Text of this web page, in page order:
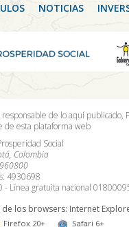
NOTICIAS
de lo aquí publicado,
de esta plataforma web
Social
Colombia
4930698
- Línea gratuita nacional
los browsers: Internet
Firefox 20+ Safari 6+